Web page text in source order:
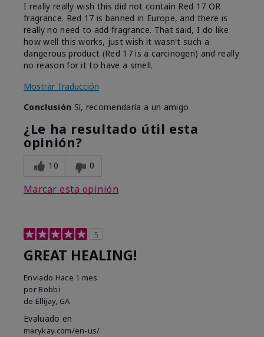
I really really wish this did not contain Red 17 OR
fragrance. Red 17 is banned in Europe, and there is
really no need to add fragrance. That said, I do like
how well this works, just wish it wasn't such a
dangerous product (Red 17 is a carcinogen) and really
no reason for it to have a smell.
Mostrar Traducción
Conclusión Sí, recomendaría a un amigo
¿Le ha resultado útil esta
opinión?
10 0
Marcar esta opinión
5
GREAT HEALING!
Enviado Hace 1 mes
por Bobbi
de Ellijay, GA
Evaluado en
marykay.com/en-us/